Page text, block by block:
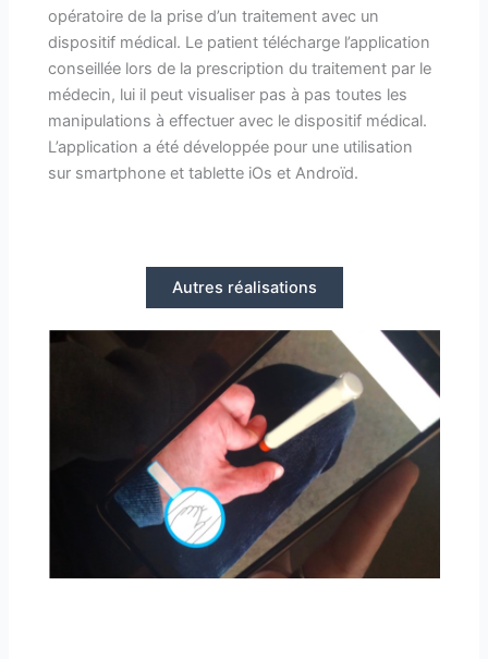
opératoire de la prise d’un traitement avec un
dispositif médical. Le patient télécharge l’application
conseillée lors de la prescription du traitement par le
médecin, lui il peut visualiser pas à pas toutes les
manipulations à effectuer avec le dispositif médical.
L’application a été développée pour une utilisation
sur smartphone et tablette iOs et Androïd.
Autres réalisations